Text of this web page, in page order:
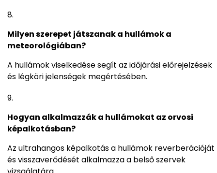
Milyen szerepet játszanak a hullámok a
meteorológiában?
A hullámok viselkedése segít az időjárási előrejelzések
és légköri jelenségek megértésében.
Hogyan alkalmazzák a hullámokat az orvosi
képalkotásban?
Az ultrahangos képalkotás a hullámok reverberációját
és visszaverődését alkalmazza a belső szervek